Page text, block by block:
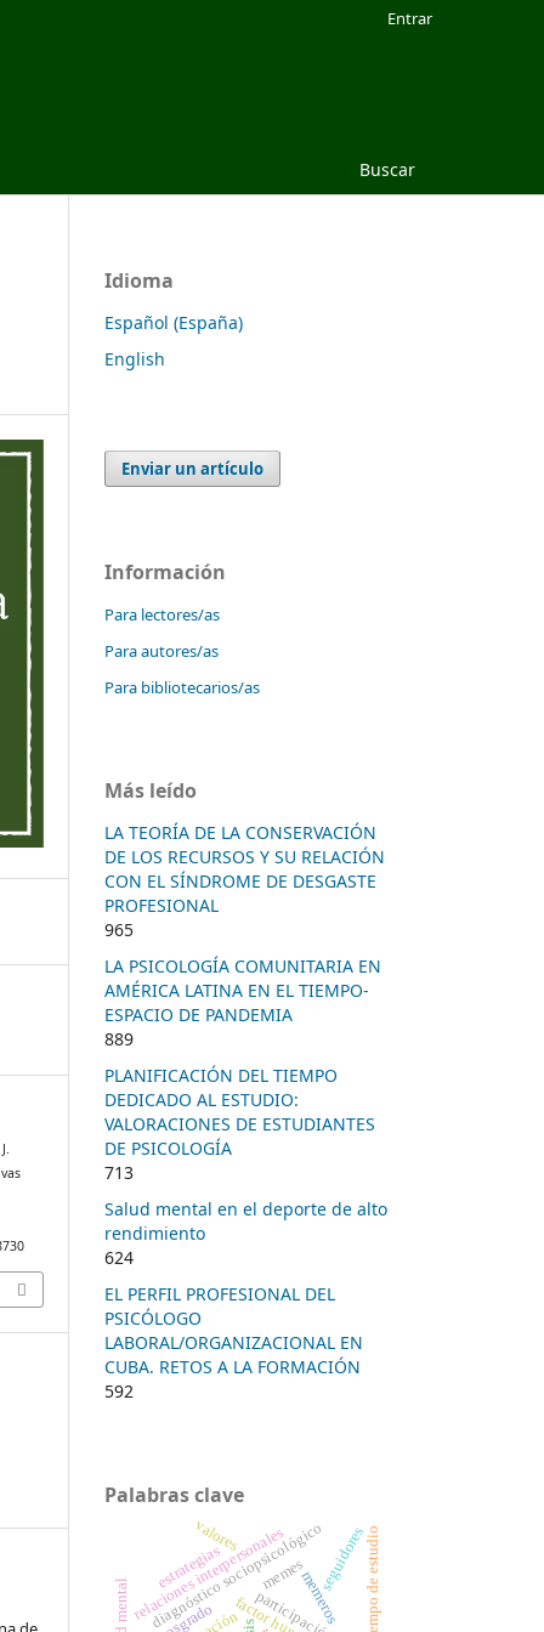
Buscar
Entrar
Idioma
Español (España)
English
Enviar un artículo
Información
Para lectores/as
Para autores/as
Para bibliotecarios/as
Más leído
LA TEORÍA DE LA CONSERVACIÓN
DE LOS RECURSOS Y SU RELACIÓN
CON EL SÍNDROME DE DESGASTE
PROFESIONAL
965
LA PSICOLOGÍA COMUNITARIA EN
AMÉRICA LATINA EN EL TIEMPO-
ESPACIO DE PANDEMIA
889
PLANIFICACIÓN DEL TIEMPO
DEDICADO AL ESTUDIO:
VALORACIONES DE ESTUDIANTES
DE PSICOLOGÍA
713
Salud mental en el deporte de alto
rendimiento
624
EL PERFIL PROFESIONAL DEL
PSICÓLOGO
LABORAL/ORGANIZACIONAL EN
CUBA. RETOS A LA FORMACIÓN
592
Palabras clave
posgrado
diagnóstico sociopsicológico
relaciones interpersonales
memesmemeros
seguidores
valores
estrategias tiempo de estudio